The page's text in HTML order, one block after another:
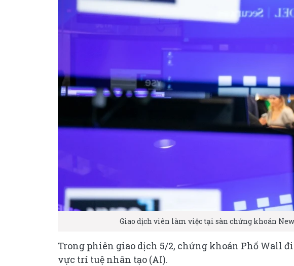
Giao dịch viên làm việc tại sàn chứng khoán
Trong phiên giao dịch 5/2, chứng khoán Phố Wall
vực trí tuệ nhân tạo (AI).